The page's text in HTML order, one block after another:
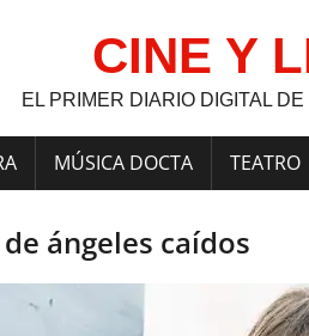
CINE Y
EL PRIMER DIARIO DIGITAL
MÚSICA DOCTA TEATRO
ángeles caídos